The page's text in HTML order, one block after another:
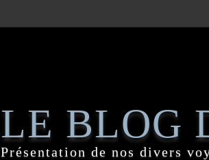
LE BLOG
Présentation de nos divers